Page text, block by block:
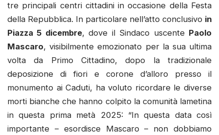
tre principali centri cittadini in occasione della Festa
della Repubblica. In particolare nell’atto conclusivo in
Piazza 5 dicembre, dove il Sindaco uscente Paolo
Mascaro, visibilmente emozionato per la sua ultima
volta da Primo Cittadino, dopo la tradizionale
deposizione di fiori e corone d’alloro presso il
monumento ai Caduti, ha voluto ricordare le diverse
morti bianche che hanno colpito la comunità lametina
in questa prima metà 2025: “In questa data così
importante – esordisce Mascaro – non dobbiamo